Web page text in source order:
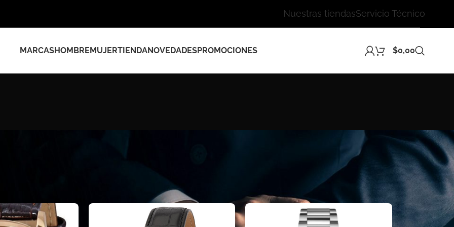
Nuestras tiendasServicio Técnico
MARCASHOMBREMUJERTIENDANOVEDADESPROMOCIONES $0,00
Show